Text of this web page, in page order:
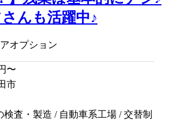
んも活躍中♪
オプション
〜
市
検査・製造 / 自動車系工場 / 交替制